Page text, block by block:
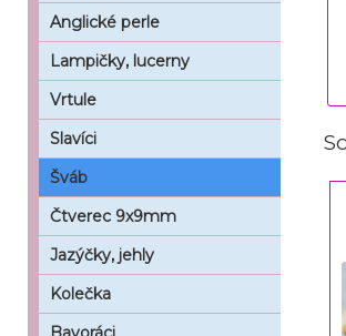
Anglické perle
Lampičky, lucerny
Vrtule
Slavíci
Šváb
Čtverec 9x9mm
Jazýčky, jehly
Kolečka